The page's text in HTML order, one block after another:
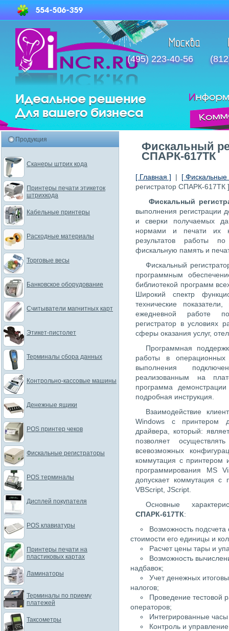
(495) 223-40-56
Фискальный
СПАРК-617ТК
[ Главная ] | [ Фискальные
регистратор СПАРК-617ТК ]
Фискальный
выполнения регистрации
и сверки получаемых
нормами и печати их
результатов работы
фискальную память и
Фискальный
программным
библиотекой программ
Широкий спектр
технические
ежедневной работе
регистратор в условиях
сферы оказания услуг,
Программная
работы в
выполнения
реализованным на
программа
подробная инструкция.
Взаимодействие
Windows с принтером
драйвера, который:
позволяет
всевозможных
коммутация с принтером
программирования MS
допускает коммутация с
VBScript, JScript.
Основные
СПАРК-617ТК:
Возможность
стоимости его единицы и
Расчет цены тары и
Возможность
надбавок;
Учет денежных
налогов;
Проведение тестовой
операторов;
Интегрированные
Контроль и
Продукция
Сканеры штрих кода
Принтеры печати этикеток
штрихкода
Кабельные принтеры
Расходные материалы
Торговые весы
Банковское оборудование
Считыватели магнитных карт
Этикет-пистолет
Терминалы сбора данных
Контрольно-кассовые машины
Денежные ящики
POS принтер чеков
Фискальные регистраторы
POS терминалы
Дисплей покупателя
POS клавиатуры
Принтеры печати на
пластиковых картах
Ламинаторы
Терминалы по приему
платежей
Таксометры